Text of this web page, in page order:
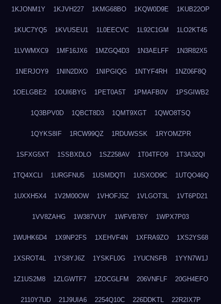
1KJONM1Y 1KJVH227 1KMG68BO 1KQW0D9E 1KUB22OP
1KUC7YQ5 1KVUSEU1 1L0EECVC 1L92C1GM 1LO2KT45
1LVWMXC9 1MF16JX6 1MZGQ4D3 1N3AELFF 1N3R82X5
1NERJOY9 1NIN2DXO 1NIPGIQG 1NTYF4RH 1NZ06F8Q
1OELGBE2 1OUI6BYG 1PET0A5T 1PMAFB0V 1PSGIWB2
1Q3BPV0D 1QBCT8D3 1QMT9XGT 1QWO8TSQ
1QYKS8IF 1RCW99QZ 1RDUWSSK 1RYOMZPR
1SFXG5XT 1SSBXDLO 1SZ258AV 1T04TFO9 1T3A32QI
1TQ4XCLI 1URGFNU5 1USMDQTI 1USXOD9C 1UTQO46Q
1UXXH5X4 1V2M00OW 1VHOFJ5Z 1VLGOT3L 1VT6PD21
1VV8ZAHG 1W387VUY 1WFVB76Y 1WPX7P03
1WUHK6D4 1X9NP2FS 1XEHVF4N 1XFRA9ZO 1XS2YS68
1XSROT4L 1YS8YJ6Z 1YSKFL0G 1YUCNSFB 1YYN7W1J
1Z1US2M8 1ZLGWTF7 1ZOCGLFM 206VNFLF 20GH4EFO
2110Y7UD 21J9UIA6 2254Q10C 226DDKTL 22R2IX7P